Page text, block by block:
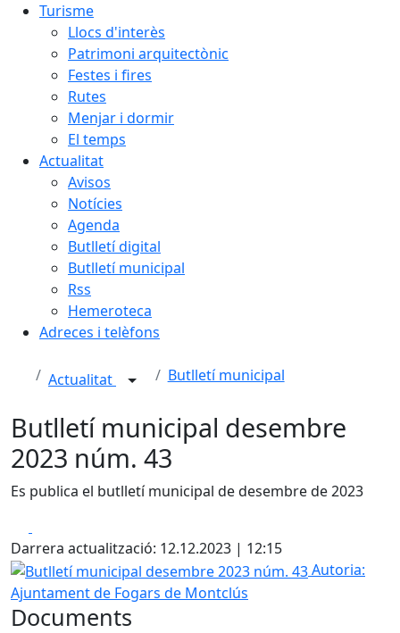
Turisme
Llocs d'interès
Patrimoni arquitectònic
Festes i fires
Rutes
Menjar i dormir
El temps
Actualitat
Avisos
Notícies
Agenda
Butlletí digital
Butlletí municipal
Rss
Hemeroteca
Adreces i telèfons
Actualitat Butlletí municipal
Butlletí municipal desembre
2023 núm. 43
Es publica el butlletí municipal de desembre de 2023
Darrera actualització: 12.12.2023 | 12:15
Butlletí municipal desembre 2023 núm. 43
Autoria:
Ajuntament de Fogars de Montclús
Documents